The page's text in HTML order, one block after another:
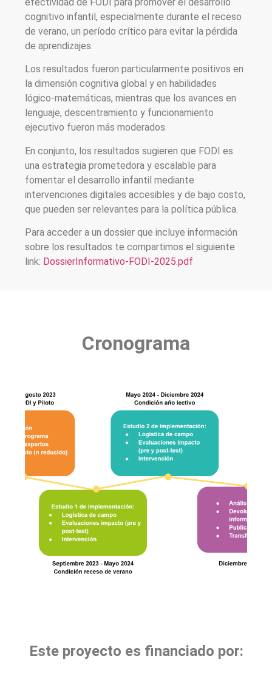
cognitivo infantil, especialmente durante el receso
de verano, un período crítico para evitar la pérdida
de aprendizajes.
Los resultados fueron particularmente positivos en
la dimensión cognitiva global y en habilidades
lógico-matemáticas, mientras que los avances en
lenguaje, descentramiento y funcionamiento
ejecutivo fueron más moderados.
En conjunto, los resultados sugieren que FODI es
una estrategia prometedora y escalable para
fomentar el desarrollo infantil mediante
intervenciones digitales accesibles y de bajo costo,
que pueden ser relevantes para la política pública.
Para acceder a un dossier que incluye información
sobre los resultados te compartimos el siguiente
link: DossierInformativo-FODI-2025.pdf
Cronograma
Este proyecto es financiado por: